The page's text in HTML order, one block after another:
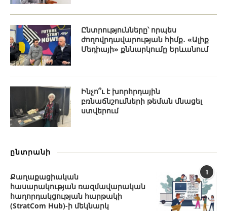
Ընտրությունները՝ որպես
ժողովրդավարության հիմք․ «Ալիք
Մեդիայի» քննարկումը Երևանում
Ինչո՞ւ է խորհրդային
բռնաճնշումների թեման մնացել
ստվերում
ընտրանի
1
Քաղաքացիական
հասարակության ռազմավարական
հաղորդակցության հարթակի
(StratCom Hub)-ի մեկնարկ